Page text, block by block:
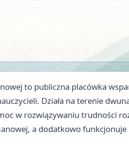
to publiczna placówka
Działa na terenie
w rozwiązywaniu trudności
a dodatkowo